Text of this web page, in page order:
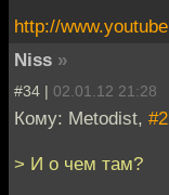
http://
Niss »
#34 | 02.01.12 21:28
Кому: Metodist,
> И о чем там?